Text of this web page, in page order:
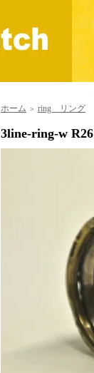
ホーム ＞ ring リング
3line-ring-w R26